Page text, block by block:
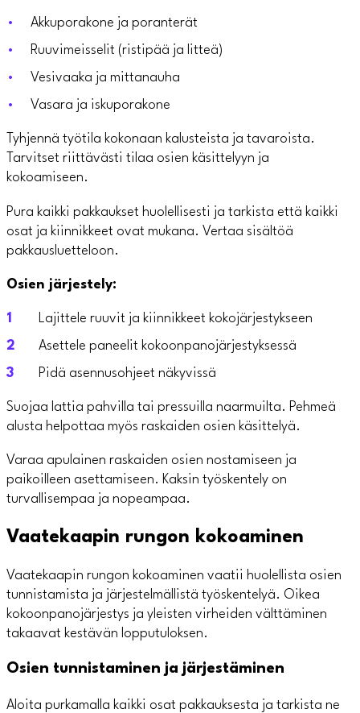
Akkuporakone ja poranterät
Ruuvimeisselit (ristipää ja litteä)
Vesivaaka ja mittanauha
Vasara ja iskuporakone
Tyhjennä työtila kokonaan kalusteista ja tavaroista.
Tarvitset riittävästi tilaa osien käsittelyyn ja
kokoamiseen.
Pura kaikki pakkaukset huolellisesti ja tarkista että kaikki
osat ja kiinnikkeet ovat mukana. Vertaa sisältöä
pakkausluetteloon.
Osien järjestely:
Lajittele ruuvit ja kiinnikkeet kokojärjestykseen
Asettele paneelit kokoonpanojärjestyksessä
Pidä asennusohjeet näkyvissä
Suojaa lattia pahvilla tai pressuilla naarmuilta. Pehmeä
alusta helpottaa myös raskaiden osien käsittelyä.
Varaa apulainen raskaiden osien nostamiseen ja
paikoilleen asettamiseen. Kaksin työskentely on
turvallisempaa ja nopeampaa.
Vaatekaapin rungon kokoaminen
Vaatekaapin rungon kokoaminen vaatii huolellista osien
tunnistamista ja järjestelmällistä työskentelyä. Oikea
kokoonpanojärjestys ja yleisten virheiden välttäminen
takaavat kestävän lopputuloksen.
Osien tunnistaminen ja järjestäminen
Aloita purkamalla kaikki osat pakkauksesta ja tarkista ne